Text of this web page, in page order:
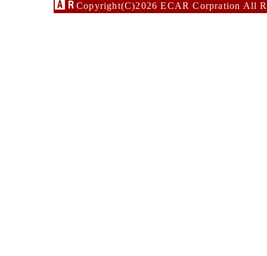
Copyright(C)2026 ECAR Corpration All